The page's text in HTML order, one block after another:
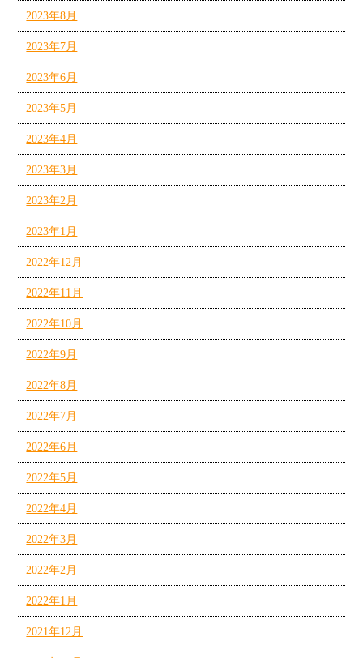
2023年8月
2023年7月
2023年6月
2023年5月
2023年4月
2023年3月
2023年2月
2023年1月
2022年12月
2022年11月
2022年10月
2022年9月
2022年8月
2022年7月
2022年6月
2022年5月
2022年4月
2022年3月
2022年2月
2022年1月
2021年12月